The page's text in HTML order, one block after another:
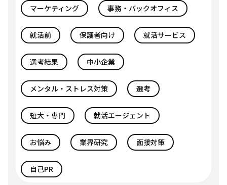
マーケティング 事務・バックオフィス
就活前 保護者向け 就活サービス
選考結果 中小企業
メンタル・ストレス対策 選考
短大・専門 就活エージェント
お悩み 業界研究 面接対策
自己PR